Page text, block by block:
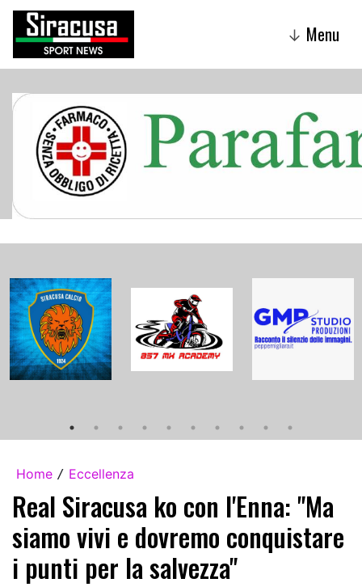
↓ Menu
Home / Eccellenza
Real Siracusa ko con l'Enna: "Ma
siamo vivi e dovremo conquistare
i punti per la salvezza"